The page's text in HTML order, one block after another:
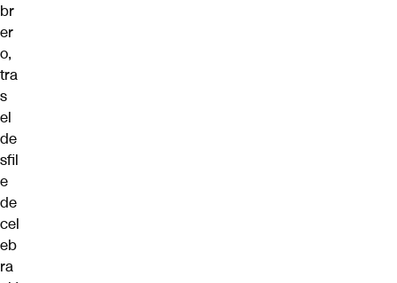
br
er
o,
tra
s
el
de
sfil
e
de
cel
eb
ra